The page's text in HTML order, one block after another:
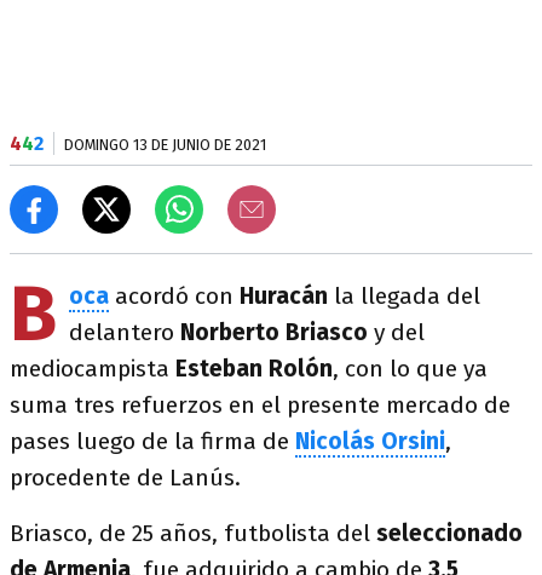
442 DOMINGO 13 DE JUNIO DE 2021
B oca acordó con Huracán la llegada del
delantero Norberto Briasco y del
mediocampista Esteban Rolón, con lo que ya
suma tres refuerzos en el presente mercado de
pases luego de la firma de Nicolás Orsini,
procedente de Lanús.
Briasco, de 25 años, futbolista del seleccionado